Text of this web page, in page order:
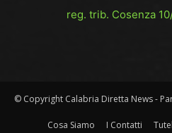
reg. trib. Cosenza
© Copyright Calabria Diretta News -
Cosa Siamo I Contatti